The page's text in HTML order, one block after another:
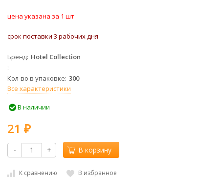
цена указана за 1 шт
срок поставки 3 рабочих дня
Бренд Hotel Collection
Кол-во в упаковке 300
Все характеристики
В наличии
21 ₽
- + В корзину
К сравнению В избранное